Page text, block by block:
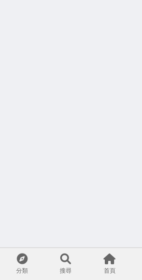
分類 搜尋 首頁